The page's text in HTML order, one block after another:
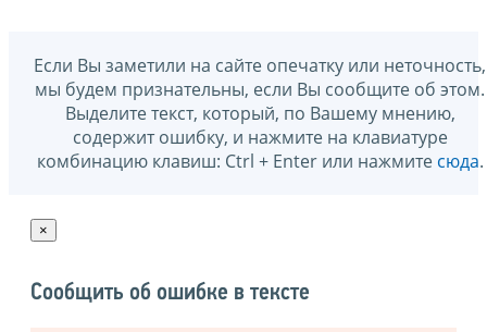
Если Вы заметили на сайте опечатку или неточность,
мы будем признательны, если Вы сообщите об этом.
Выделите текст, который, по Вашему мнению,
содержит ошибку, и нажмите на клавиатуре
комбинацию клавиш: Ctrl + Enter или нажмите сюда.
×
Сообщить об ошибке в тексте